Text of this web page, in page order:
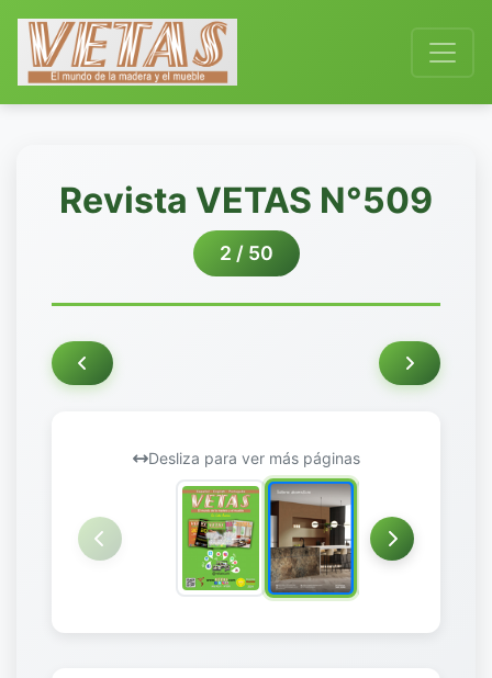
Revista VETAS N°509
2 / 50
Desliza para ver más páginas